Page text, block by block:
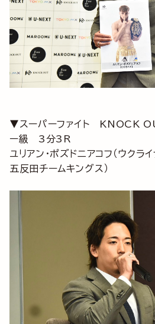
▼スーパーファイト KNOCK
ー級 3分3R
ユリアン・ポズドニアコフ（ウクラ
五反田チームキングス）